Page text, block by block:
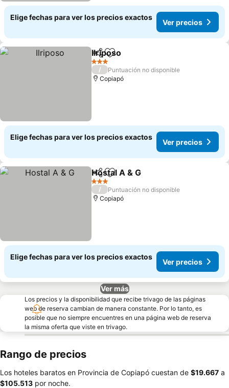
Elige fechas para ver los precios exactos
Ver precios
CompartirAgregar a favoritos
Ilriposo
3 Estrellas
/
Puntuación no disponible
Copiapó
Elige fechas para ver los precios exactos
Ver precios
CompartirAgregar a favoritos
Hostal A & G
3 Estrellas
/
Puntuación no disponible
Copiapó
Elige fechas para ver los precios exactos
Ver precios
Ver más
Los precios y la disponibilidad que recibe trivago de las páginas
web de reserva cambian de manera constante. Por lo tanto, es
posible que no siempre encuentres en una página web de reserva
la misma oferta que viste en trivago.
Rango de precios
Los hoteles baratos en Provincia de Copiapó cuestan de ‎$19.667 a
‎$105.513 por noche.